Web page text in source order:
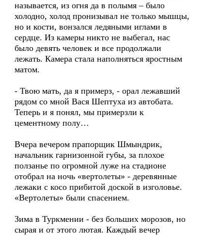
называется, из огня да в полымя – было
холодно, холод пронизывал не только мышцы,
но и кости, вонзался ледяными иглами в
сердце. Из камеры никто не выбегал, нас
было девять человек и все продолжали
лежать. Камера стала наполняться яростным
матом.
- Твою мать, да я примерз, - орал лежавший
рядом со мной Вася Шептуха из автобата.
Теперь и я понял, мы примерзли к
цементному полу…
Вчера вечером прапорщик Шмындрик,
начальник гарнизонной губы, за плохое
ползанье по огромной луже на стадионе
отобрал на ночь «вертолеты» - деревянные
лежаки с косо прибитой доской в изголовье.
«Вертолеты» были спасением.
Зима в Туркмении - без больших морозов, но
сырая и от этого лютая. Каждый вечер